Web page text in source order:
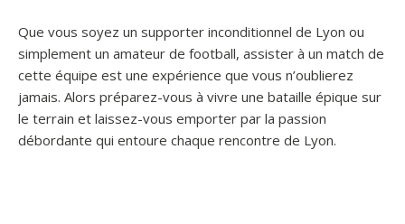
Que vous soyez un supporter inconditionnel de Lyon ou
simplement un amateur de football, assister à un match de
cette équipe est une expérience que vous n’oublierez
jamais. Alors préparez-vous à vivre une bataille épique sur
le terrain et laissez-vous emporter par la passion
débordante qui entoure chaque rencontre de Lyon.